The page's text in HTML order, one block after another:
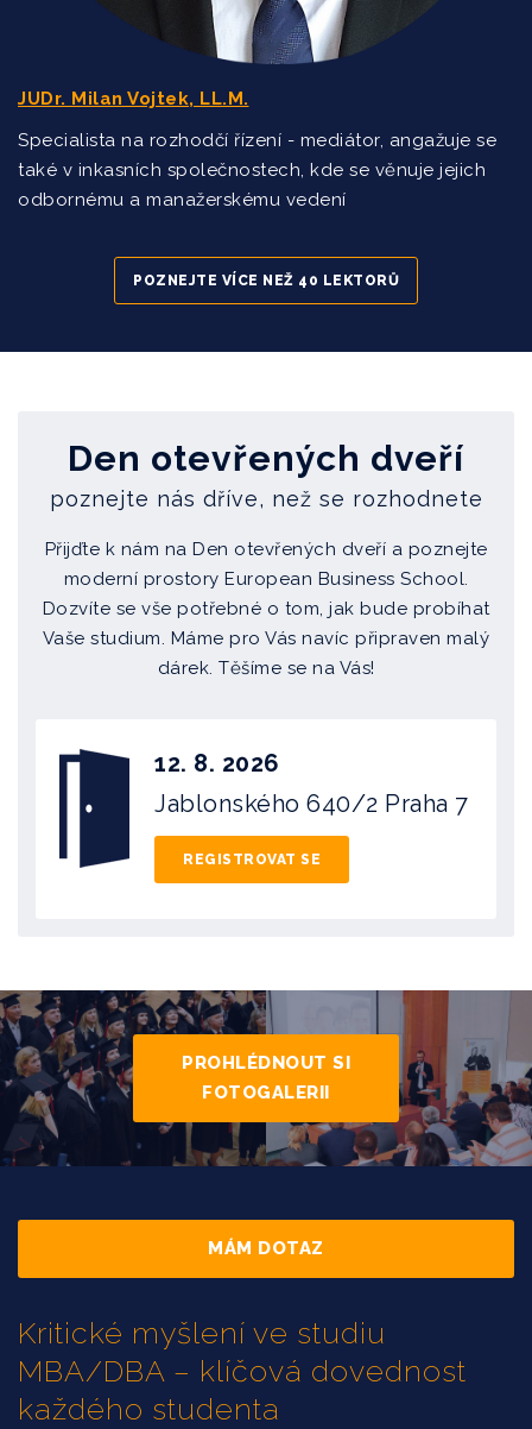
Dějiny a současnost diplomacie
Ing. Bc. Ludmila Klimešová, MBA
Ing. Miroslav Focht, MBA, DBA
JUDr. Milan Vojtek, LL.M.
Specialista na rozhodčí řízení - mediátor, angažuje se
také v inkasních společnostech, kde se věnuje jejich
odbornému a manažerskému vedení
POZNEJTE VÍCE NEŽ 40 LEKTORŮ
Den otevřených dveří
poznejte nás dříve, než se rozhodnete
Přijďte k nám na Den otevřených dveří a poznejte
moderní prostory European Business School.
Dozvíte se vše potřebné o tom, jak bude probíhat
Vaše studium. Máme pro Vás navíc připraven malý
dárek. Těšíme se na Vás!
12. 8. 2026
Jablonského 640/2 Praha 7
REGISTROVAT SE
PROHLÉDNOUT SI
FOTOGALERII
MÁM DOTAZ
Kritické myšlení ve studiu
MBA/DBA – klíčová dovednost
každého studenta